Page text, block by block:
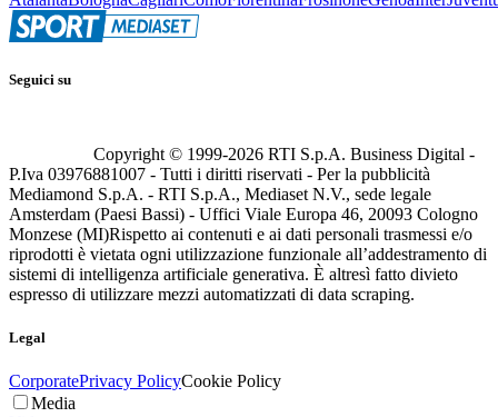
Seguici su
Copyright © 1999-2026 RTI S.p.A. Business Digital -
P.Iva 03976881007 - Tutti i diritti riservati - Per la pubblicità
Mediamond S.p.A. - RTI S.p.A., Mediaset N.V., sede legale
Amsterdam (Paesi Bassi) - Uffici Viale Europa 46, 20093 Cologno
Monzese (MI)Rispetto ai contenuti e ai dati personali trasmessi e/o
riprodotti è vietata ogni utilizzazione funzionale all’addestramento di
sistemi di intelligenza artificiale generativa. È altresì fatto divieto
espresso di utilizzare mezzi automatizzati di data scraping.
Legal
CorporatePrivacy PolicyCookie Policy
Media